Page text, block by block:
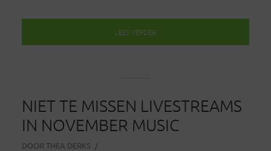
LEES VERDER
NIET TE MISSEN LIVESTREAMS
IN NOVEMBER MUSIC
DOOR THEA DERKS